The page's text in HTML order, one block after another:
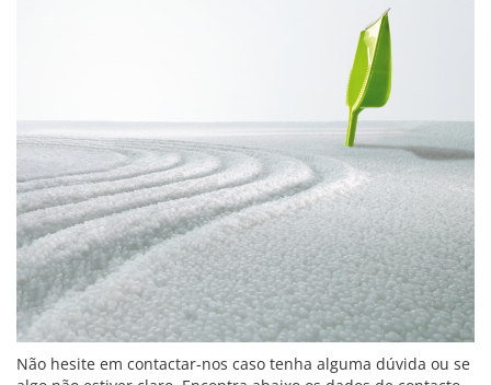
Não hesite em contactar-nos caso tenha alguma dúvida ou se